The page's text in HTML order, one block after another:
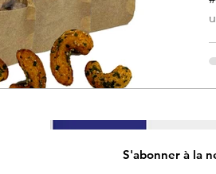
S'abonner à la